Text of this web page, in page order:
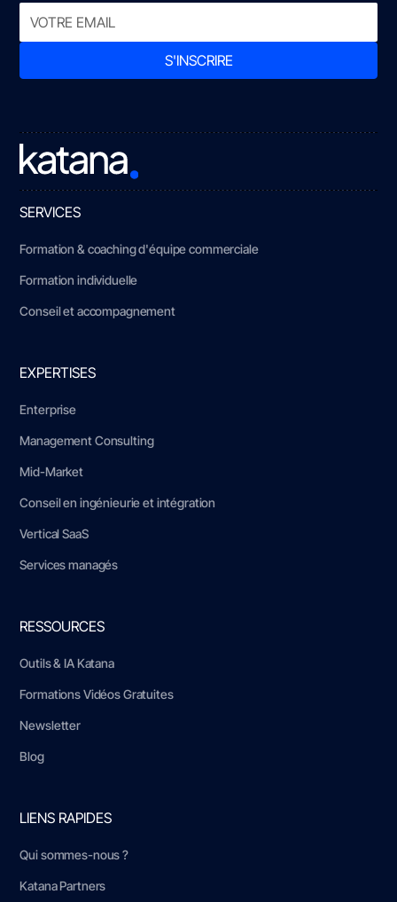
SERVICES
Formation & coaching d'équipe commerciale
Formation individuelle
Conseil et accompagnement
EXPERTISES
Enterprise
Management Consulting
Mid-Market
Conseil en ingénieurie et intégration
Vertical SaaS
Services managés
RESSOURCES
Outils & IA Katana
Formations Vidéos Gratuites
Newsletter
Blog
LIENS RAPIDES
Qui sommes-nous ?
Katana Partners